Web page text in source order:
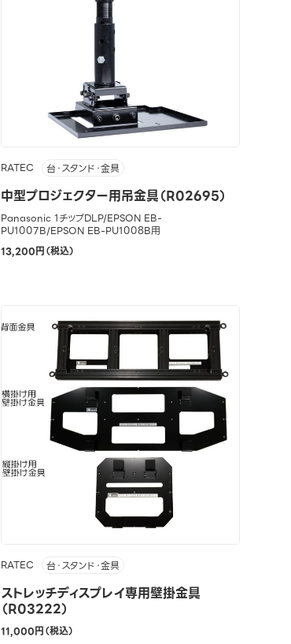
RATEC 台・スタンド・金具
中型プロジェクター用吊金具（R02695）
Panasonic 1チップDLP/EPSON EB-
PU1007B/EPSON EB-PU1008B用
13,200円（税込）
RATEC 台・スタンド・金具
ストレッチディスプレイ専用壁掛金具
（R03222）
11,000円（税込）